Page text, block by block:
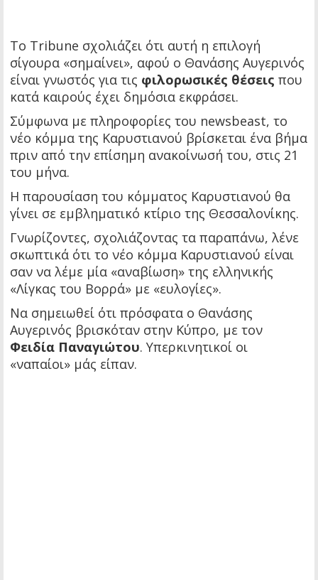
Το Tribune σχολιάζει ότι αυτή η επιλογή
σίγουρα «σημαίνει», αφού ο Θανάσης Αυγερινός
είναι γνωστός για τις φιλορωσικές θέσεις που
κατά καιρούς έχει δημόσια εκφράσει.
Σύμφωνα με πληροφορίες του newsbeast, το
νέο κόμμα της Καρυστιανού βρίσκεται ένα βήμα
πριν από την επίσημη ανακοίνωσή του, στις 21
του μήνα.
Η παρουσίαση του κόμματος Καρυστιανού θα
γίνει σε εμβληματικό κτίριο της Θεσσαλονίκης.
Γνωρίζοντες, σχολιάζοντας τα παραπάνω, λένε
σκωπτικά ότι το νέο κόμμα Καρυστιανού είναι
σαν να λέμε μία «αναβίωση» της ελληνικής
«Λίγκας του Βορρά» με «ευλογίες».
Να σημειωθεί ότι πρόσφατα ο Θανάσης
Αυγερινός βρισκόταν στην Κύπρο, με τον
Φειδία Παναγιώτου. Υπερκινητικοί οι
«ναπαίοι» μάς είπαν.